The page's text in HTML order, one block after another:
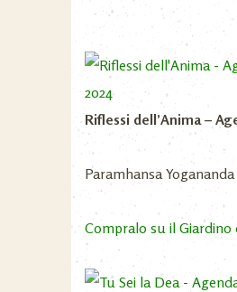
Riflessi dell’Anima –
Paramhansa Yogananda
Compralo su il Giardino